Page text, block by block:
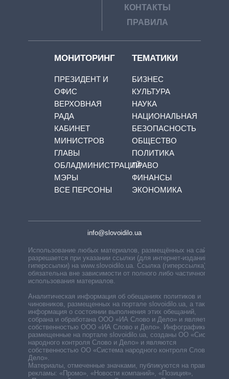
КОНТАКТЫ
ПРАВИЛА
МОНИТОРИНГ
ПРЕЗИДЕНТ И
ОФИС
ВЕРХОВНАЯ
РАДА
КАБИНЕТ
МИНИСТРОВ
ГЛАВЫ
ОБЛАДМИНИСТРАЦИЙ
МЭРЫ
ВСЕ ПЕРСОНЫ
ТЕМАТИКИ
БИЗНЕС
КУЛЬТУРА
НАУКА
НАЦИОНАЛЬНАЯ
БЕЗОПАСНОСТЬ
ОБЩЕСТВО
ПОЛИТИКА
ПРАВО
ФИНАНСЫ
ЭКОНОМИКА
info@slovoidilo.ua
Использование любых материалов, размещённых на сайте,
разрешается при указании ссылки (для интернет-изданий —
гиперссылки) на www.slovoidilo.ua. Ссылка (гиперссылка)
обязательна вне зависимости от полного либо частичного
использования материалов.
Аналитическая информация об обещаниях политиков и
чиновников, размещенных на портале slovoidilo.ua, а также
информация о состоянии выполнения этих обещаний,
собрана и обработана ООО «ИА Слово и Дело» и является
собственностью ООО «ИА Слово и Дело». Инфографики,
размещенные на портале slovoidilo.ua, созданы ОО «Система
народного контроля Слово и Дело» и являются
собственностью ОО «Система народного контроля Слово и
Дело».
Материалы, отмеченные значками, публикуются на правах
рекламы: «Промо», «Новости компаний», «Позиция»,